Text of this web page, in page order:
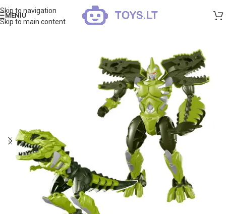
Skip to navigation
Skip to main content
MENIU